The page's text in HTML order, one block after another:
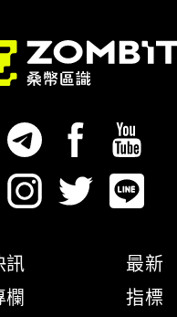
訊
欄
最新
指標